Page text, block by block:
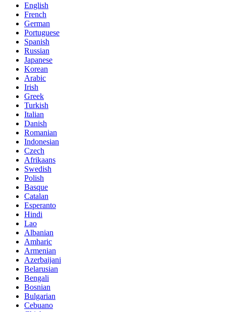
English
French
German
Portuguese
Spanish
Russian
Japanese
Korean
Arabic
Irish
Greek
Turkish
Italian
Danish
Romanian
Indonesian
Czech
Afrikaans
Swedish
Polish
Basque
Catalan
Esperanto
Hindi
Lao
Albanian
Amharic
Armenian
Azerbaijani
Belarusian
Bengali
Bosnian
Bulgarian
Cebuano